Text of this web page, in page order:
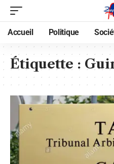
Accueil Politique
Étiquette :